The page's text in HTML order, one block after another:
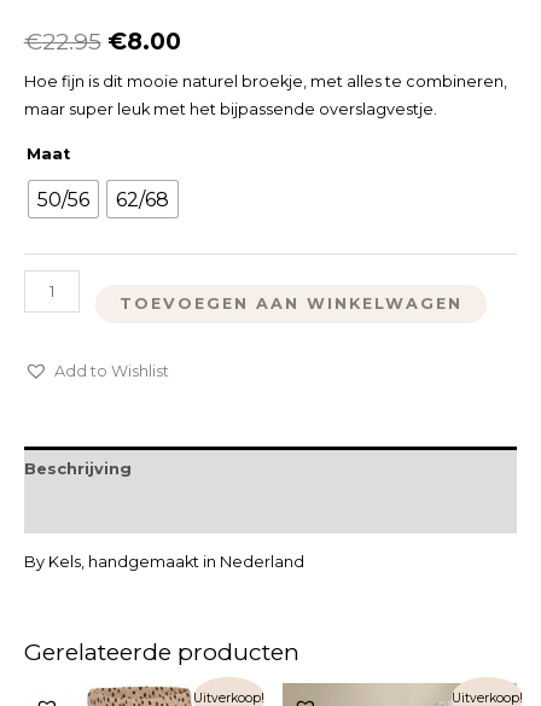
€22.95 €8.00
Hoe fijn is dit mooie naturel broekje, met alles te combineren,
maar super leuk met het bijpassende overslagvestje.
Maat
50/56 62/68
TOEVOEGEN AAN WINKELWAGEN
Add to Wishlist
Beschrijving
By Kels, handgemaakt in Nederland
Gerelateerde producten
Uitverkoop! Uitverkoop!